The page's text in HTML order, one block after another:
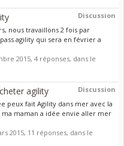
Discussion
nous travaillons 2 fois par
agility qui sera en février a
2015, 4 réponses, dans le
Discussion
agility
peux fait Agility dans mer avec la
ma maman a idée envie aller mer
2015, 11 réponses, dans le